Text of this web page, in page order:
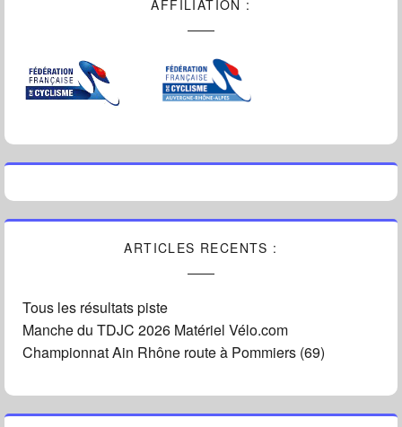
ARTICLES RECENTS :
Tous les résultats piste
Manche du TDJC 2026 Matériel Vélo.com
Championnat Ain Rhône route à Pommiers (69)